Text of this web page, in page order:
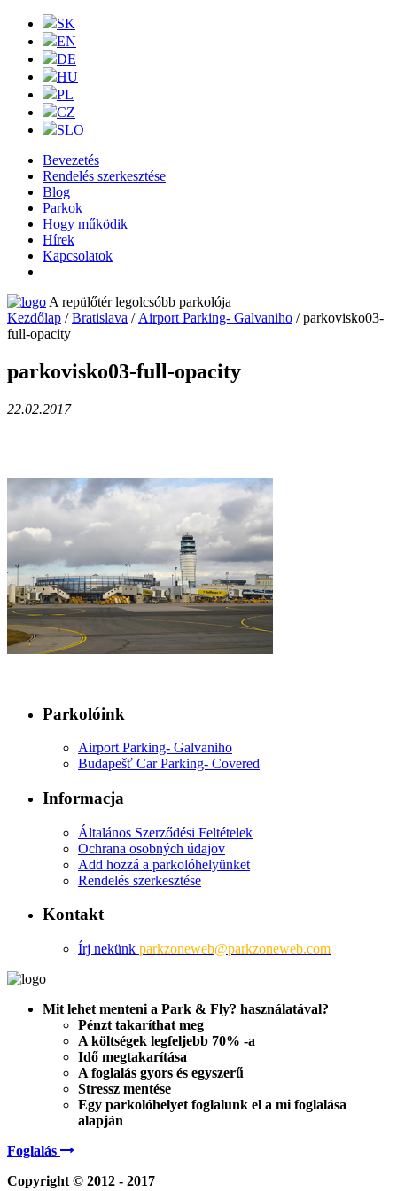
SK
EN
DE
HU
PL
CZ
SLO
Bevezetés
Rendelés szerkesztése
Blog
Parkok
Hogy működik
Hírek
Kapcsolatok
A repülőtér legolcsóbb parkolója
Kezdőlap /Bratislava / Airport Parking- Galvaniho / parkovisko03-
full-opacity
parkovisko03-full-opacity
22.02.2017
Parkolóink
Airport Parking- Galvaniho
Budapešť Car Parking- Covered
Informacja
Általános Szerződési Feltételek
Ochrana osobných údajov
Add hozzá a parkolóhelyünket
Rendelés szerkesztése
Kontakt
Írj nekünk parkzoneweb@parkzoneweb.com
Mit lehet menteni a Park & Fly? használatával?
Pénzt takaríthat meg
A költségek legfeljebb 70% -a
Idő megtakarítása
A foglalás gyors és egyszerű
Stressz mentése
Egy parkolóhelyet foglalunk el a mi foglalása
alapján
Foglalás
Copyright © 2012 - 2017